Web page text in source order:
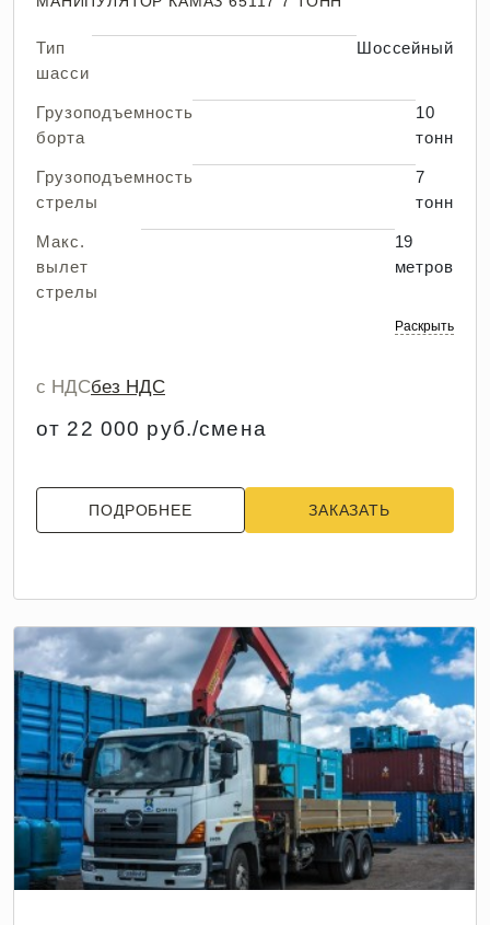
Тип
шасси
Шоссейный
Грузоподъемность
борта
10
тонн
Грузоподъемность
стрелы
7
тонн
Макс.
вылет
стрелы
19
метров
Раскрыть
с НДСбез НДС
от 22 000 руб./смена
ПОДРОБНЕЕ ЗАКАЗАТЬ